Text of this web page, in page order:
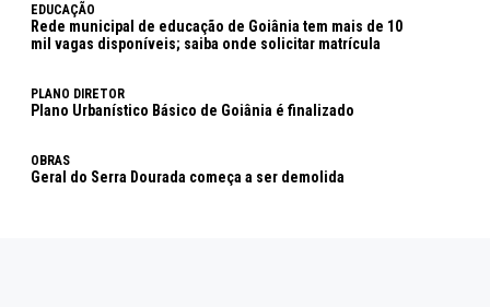
EDUCAÇÃO
Rede municipal de educação de Goiânia tem mais de 10
mil vagas disponíveis; saiba onde solicitar matrícula
PLANO DIRETOR
Plano Urbanístico Básico de Goiânia é finalizado
OBRAS
Geral do Serra Dourada começa a ser demolida